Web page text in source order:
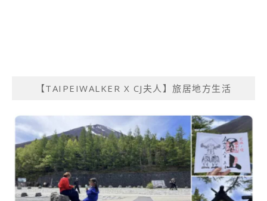
【TAIPEIWALKER X CJ夫人】旅居地方生活